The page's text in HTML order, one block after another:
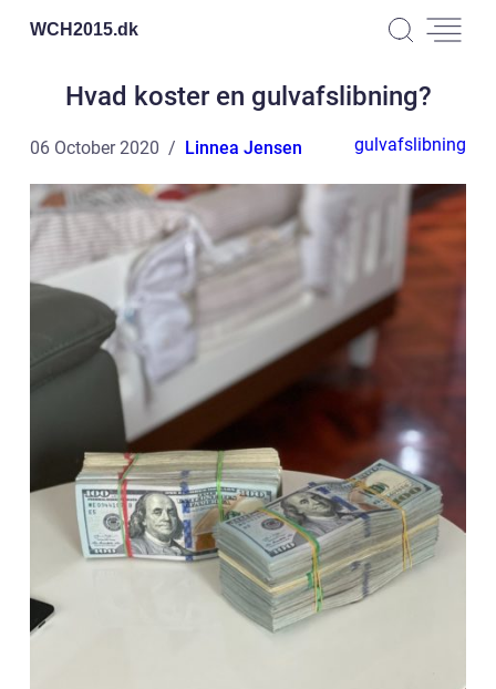
WCH2015.dk
Hvad koster en gulvafslibning?
06 October 2020 Linnea Jensen gulvafslibning